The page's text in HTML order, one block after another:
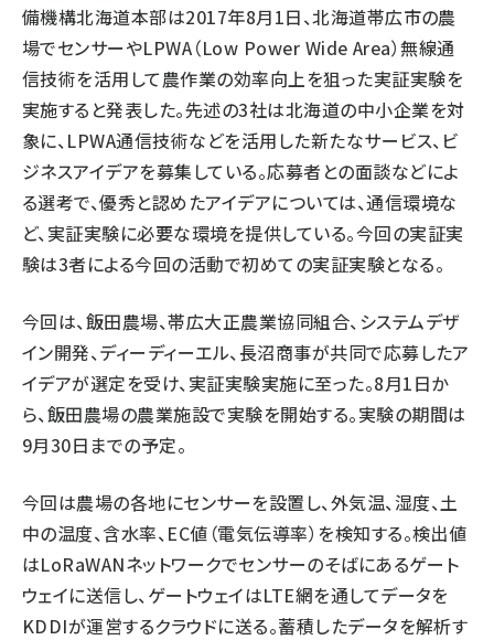
備機構北海道本部は2017年8月1日、北海道帯広市の農
場でセンサーやLPWA（Low Power Wide Area）無線通
信技術を活用して農作業の効率向上を狙った実証実験を
実施すると発表した。先述の3社は北海道の中小企業を対
象に、LPWA通信技術などを活用した新たなサービス、ビ
ジネスアイデアを募集している。応募者との面談などによ
る選考で、優秀と認めたアイデアについては、通信環境な
ど、実証実験に必要な環境を提供している。今回の実証実
験は3者による今回の活動で初めての実証実験となる。
今回は、飯田農場、帯広大正農業協同組合、システムデザ
イン開発、ディーディーエル、長沼商事が共同で応募したア
イデアが選定を受け、実証実験実施に至った。8月1日か
ら、飯田農場の農業施設で実験を開始する。実験の期間は
9月30日までの予定。
今回は農場の各地にセンサーを設置し、外気温、湿度、土
中の温度、含水率、EC値（電気伝導率）を検知する。検出値
はLoRaWANネットワークでセンサーのそばにあるゲート
ウェイに送信し、ゲートウェイはLTE網を通してデータを
KDDIが運営するクラウドに送る。蓄積したデータを解析す